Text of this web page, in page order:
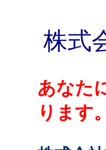
株式
あなた
ります。